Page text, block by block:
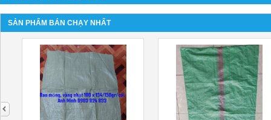
SẢN PHẨM BÁN CHẠY NHẤT
next